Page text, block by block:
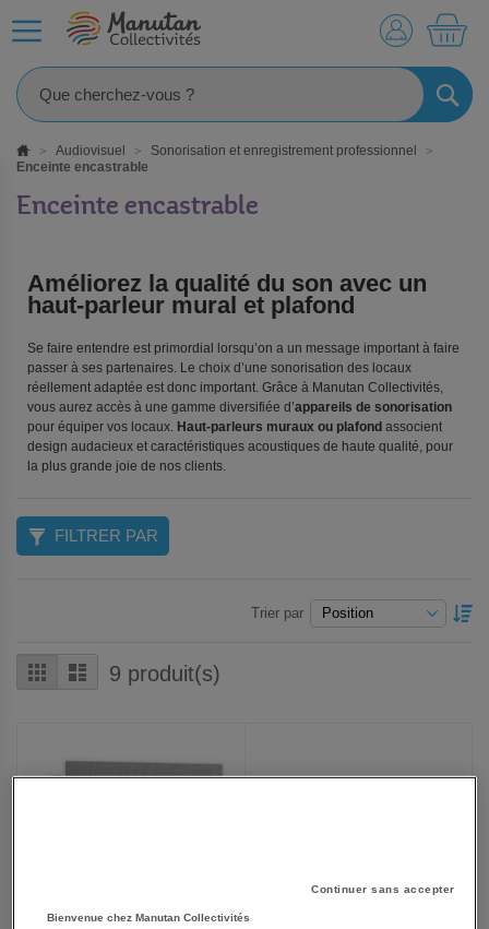
Audiovisuel
Sonorisation et enregistrement professionnel
Enceinte encastrable
Enceinte encastrable
Améliorez la qualité du son avec un
haut-parleur mural et plafond
Se faire entendre est primordial lorsqu’on a un message important à faire
passer à ses partenaires. Le choix d’une sonorisation des locaux
réellement adaptée est donc important. Grâce à Manutan Collectivités,
vous aurez accès à une gamme diversifiée d’appareils de sonorisation
pour équiper vos locaux. Haut-parleurs muraux ou plafond associent
design audacieux et caractéristiques acoustiques de haute qualité, pour
la plus grande joie de nos clients.
Grille Liste
9 produit(s)
Trier par
FILTRER PAR
Continuer sans accepter
Bienvenue chez Manutan Collectivités